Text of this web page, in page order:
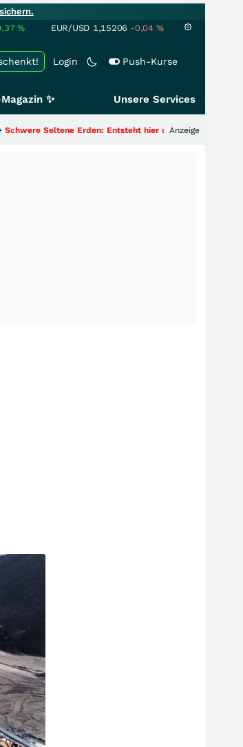
% EUR/USD 1,15206 -0,04 %
Login Push-Kurse
✨ Unsere Services
Erden: Entsteht hier die nächste Milliardenstory?
Anzeige